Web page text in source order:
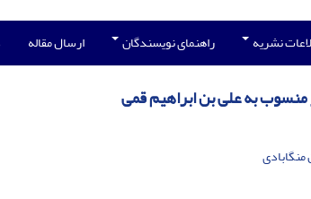
نشریه راهنمای نویسندگان ارسال مقاله
منسوب به علی بن ابراهیم قمی
منگابادی